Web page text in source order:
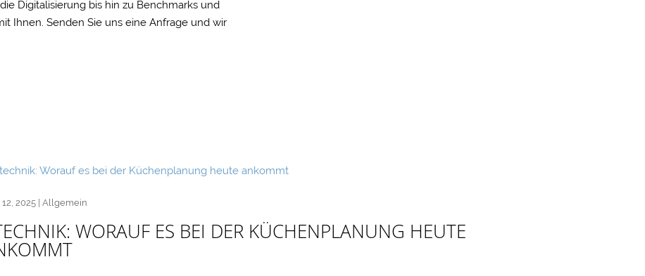
Digitalisierung bis hin zu Benchmarks und
Ihnen. Senden Sie uns eine Anfrage und wir
WORAUF ES BEI DER KÜCHENPLANUNG HEUTE
2025 |Allgemein